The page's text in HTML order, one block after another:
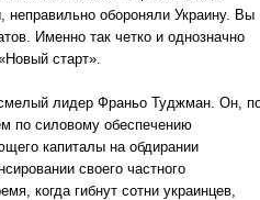
обороняли Украину. Вы
Именно так четко и однозначно
старт».
лидер Франьо Туджман. Он,
по силовому обеспечению
капиталы на обдирании
своего частного
когда гибнут сотни украинцев,